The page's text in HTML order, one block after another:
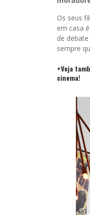
Os seus
em casa
de
sempre
+Veja
cinema!